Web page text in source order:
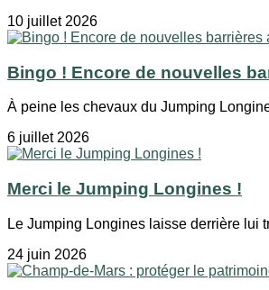
10 juillet 2026
Bingo ! Encore de nouvelles
À peine les chevaux du Jumping
6 juillet 2026
Merci le Jumping Longines !
Le Jumping Longines laisse derrière lui
24 juin 2026